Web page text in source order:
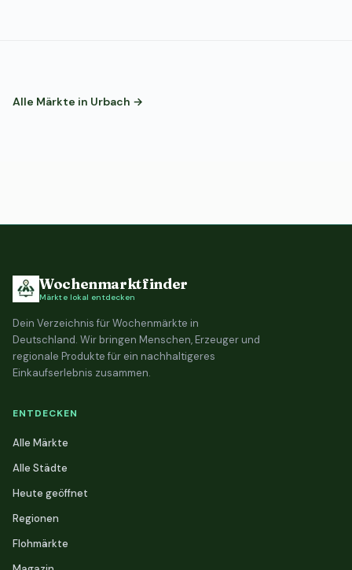
Alle Märkte in Urbach →
Wochenmarktfinder
Märkte lokal entdecken
Dein Verzeichnis für Wochenmärkte in
Deutschland. Wir bringen Menschen, Erzeuger und
regionale Produkte für ein nachhaltigeres
Einkaufserlebnis zusammen.
ENTDECKEN
Alle Märkte
Alle Städte
Heute geöffnet
Regionen
Flohmärkte